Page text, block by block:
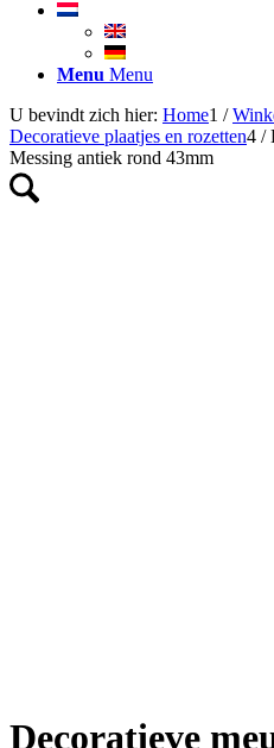
Menu Menu
U bevindt zich hier: Home1 /
Decoratieve plaatjes en rozetten4 /
Messing antiek rond 43mm
Decoratieve